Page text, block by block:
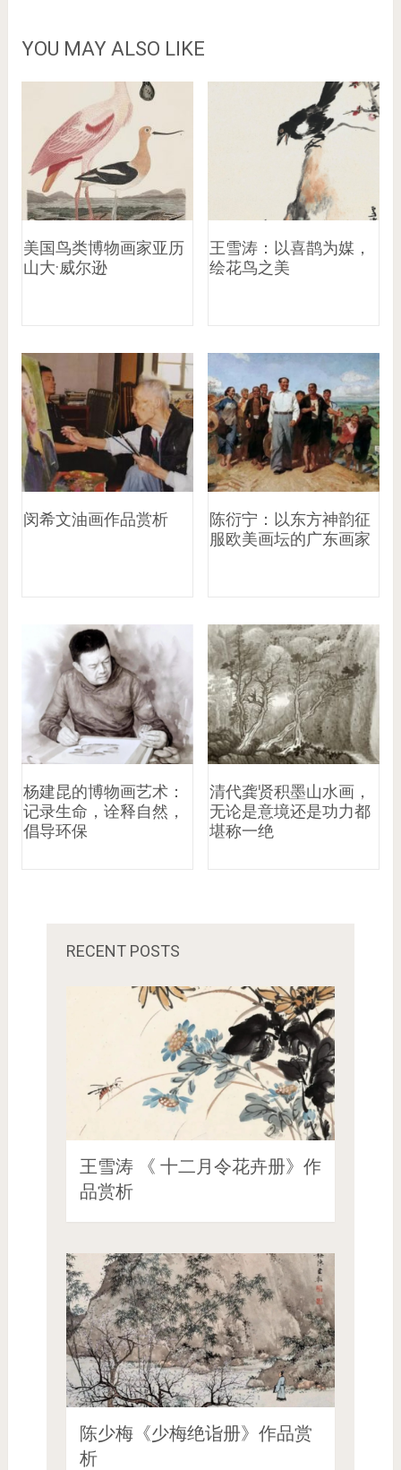
YOU MAY ALSO LIKE
美国鸟类博物画家亚历
山大·威尔逊
王雪涛：以喜鹊为媒，
绘花鸟之美
闵希文油画作品赏析
陈衍宁：以东方神韵征
服欧美画坛的广东画家
杨建昆的博物画艺术：
记录生命，诠释自然，
倡导环保
清代龚贤积墨山水画，
无论是意境还是功力都
堪称一绝
RECENT POSTS
王雪涛 《 十二月令花卉册》作
品赏析
陈少梅《少梅绝诣册》作品赏
析